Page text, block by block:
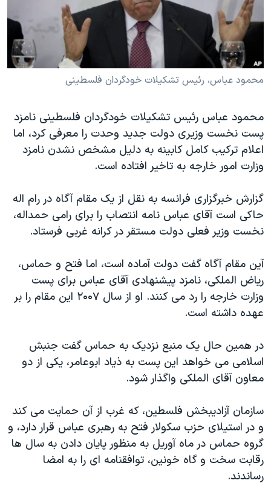
فرهنگ و زندگی
حقوق شهروندی
اقتصادی
علم و فناوری
گالری عکس
آرشیو پخش زنده
مستندها
انتخابات ریاست جمهوری آمریکا ۲۰۲۴
حمله جمهوری اسلامی به اسرائیل
رمز مهسا
اعتراضات زن، زندگی، آزادی
مجموعه مستندهای دادخواهی
تریبونال مردمی آبان ۹۸
چهل سال گروگان‌گیری
قانون شفافیت دارائی کادر رهبری ایران
اسرائیل در جنگ
نرگس محمدی برنده جایزه نوبل صلح
همایش محافظه‌کاران آمریکا «سی‌پک»
سفر پرزیدنت ترامپ به چین
دنبال کنید
محمود عباس، رئیس تشکیلات خودگردان فلسطینی
محمود عباس رئیس تشکیلات خودگردان فلسطینی نامزد
پست نخست وزیری دولت جدید وحدت را معرفی کرد، اما
اعلام ترکیب کامل کابینه به دلیل مشخص نشدن نامزد
وزارت امور خارجه به تاخیر افتاده است.
گزارش خبرگزاری فرانسه به نقل از یک مقام آگاه در رام اله
حاکی است آقای عباس نامه انتصاب را برای رامی حمداله،
نخست وزیر فعلی دولت مستقر در کرانه غربی فرستاد.
آین مقام آگاه گفت دولت آماده است، اما فتح و حماس،
ریاض الملکی، نامزد پیشنهادی آقای عباس برای پست
وزارت خارجه را رد می کنند. او از سال ۲۰۰۷ این مقام را بر
عهده داشته است.
در همین حال یک منبع نزدیک به حماس گفت جنبش
اسلامی می خواهد این پست به ذیاد ابوعامر، یکی از دو
معاون آقای الملکی واگذار شود.
سازمان آزادیبخش فلسطین، که غرب از آن حمایت می کند
و در استیلای حزب سکولار فتح به رهبری عباس قرار دارد، و
گروه حماس در ماه آوریل به منظور پایان دادن به سال ها
رقابت سخت و گاه خونین، توافقنامه ای را به امضا
رساندند.